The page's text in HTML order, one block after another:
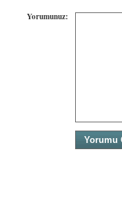
Yorumunuz: